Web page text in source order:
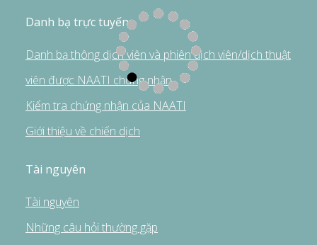
Danh bạ trực tuyến
Danh bạ thông dịch viên và phiên dịch viên/dịch thuật
viên được NAATI chứng nhận
Kiểm tra chứng nhận của NAATI
Giới thiệu về chiến dịch
Tài nguyên
Tài nguyên
Những câu hỏi thường gặp